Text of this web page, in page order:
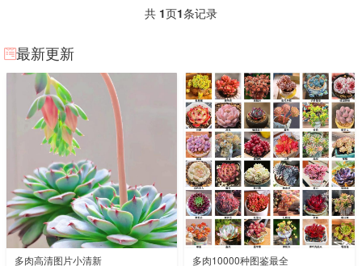
共 1页1条记录
最新更新
多肉高清图片小清新 多肉10000种图鉴最全